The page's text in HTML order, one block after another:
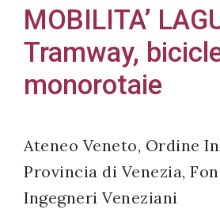
MOBILITA’
Tramway,
monorotaie
Ateneo Veneto, Ordine
Provincia di Venezia,
Ingegneri Veneziani
Acconsento
all'uso dei
miei dati
personali in
accordo
decreto
legislativo